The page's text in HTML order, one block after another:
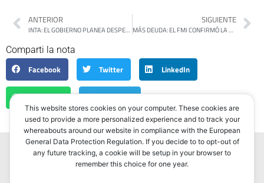
ANTERIOR
INTA: EL GOBIERNO PLANEA DESPEDIR A MIL TRABAJADORES Y VENDER 27.000 HECTÁREAS DE ESTACIONES EXPERIMENTALES
SIGUIENTE
MÁS DEUDA: EL FMI CONFIRMÓ LA NEGOCIACIÓN DE UN NUEVO ACUERDO CON ARGENTINA
Comparti la nota
Facebook
Twitter LinkedIn
WhatsApp Telegram
This website stores cookies on your computer. These cookies are
used to provide a more personalized experience and to track your
whereabouts around our website in compliance with the European
General Data Protection Regulation. If you decide to to opt-out of
any future tracking, a cookie will be setup in your browser to
remember this choice for one year.